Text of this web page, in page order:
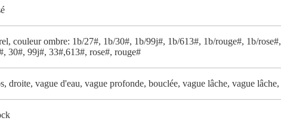
couleur ombre: 1b/27#, 1b/30#, 1b/99j#, 1b/613#, 1b/rouge#, 1b/
30#, 99j#, 33#,613#, rose#, rouge#
droite, vague d'eau, vague profonde, bouclée, vague lâche, vague